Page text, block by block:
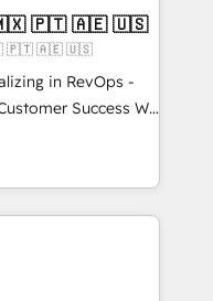
bundle services. Connect with us today!
| Mkt4edu 🇧🇷 🇲🇽 🇵🇹 🇦🇪 🇺🇸
🇲🇽 🇵🇹 🇦🇪 🇺🇸
in RevOps -
Success We
for companies
marketing, sales,
utilizing RevOps
largest HubSpot